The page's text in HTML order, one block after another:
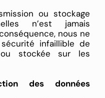
ou stockage
n’est jamais
nous ne
infaillible de
ou stockée sur les
des données